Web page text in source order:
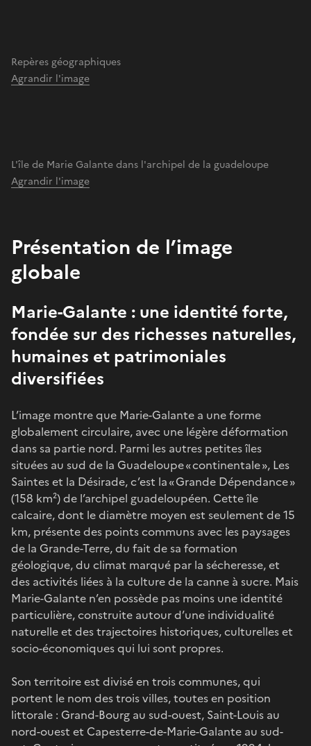
Repères géographiques
Agrandir l'image
L'île de Marie Galante dans l'archipel de la guadeloupe
Agrandir l'image
Présentation de l’image
globale
Marie-Galante : une identité forte,
fondée sur des richesses naturelles,
humaines et patrimoniales
diversifiées
L’image montre que Marie-Galante a une forme
globalement circulaire, avec une légère déformation
dans sa partie nord. Parmi les autres petites îles
situées au sud de la Guadeloupe « continentale », Les
Saintes et la Désirade, c’est la « Grande Dépendance »
(158 km²) de l’archipel guadeloupéen. Cette île
calcaire, dont le diamètre moyen est seulement de 15
km, présente des points communs avec les paysages
de la Grande-Terre, du fait de sa formation
géologique, du climat marqué par la sécheresse, et
des activités liées à la culture de la canne à sucre. Mais
Marie-Galante n’en possède pas moins une identité
particulière, construite autour d’une individualité
naturelle et des trajectoires historiques, culturelles et
socio-économiques qui lui sont propres.
Son territoire est divisé en trois communes, qui
portent le nom des trois villes, toutes en position
littorale : Grand-Bourg au sud-ouest, Saint-Louis au
nord-ouest et Capesterre-de-Marie-Galante au sud-